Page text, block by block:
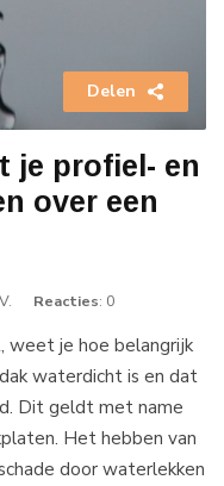
Delen
je profiel- en
over een
Reacties: 0
weet je hoe belangrijk
waterdicht is en dat
Dit geldt met name
Het hebben van
door waterlekken